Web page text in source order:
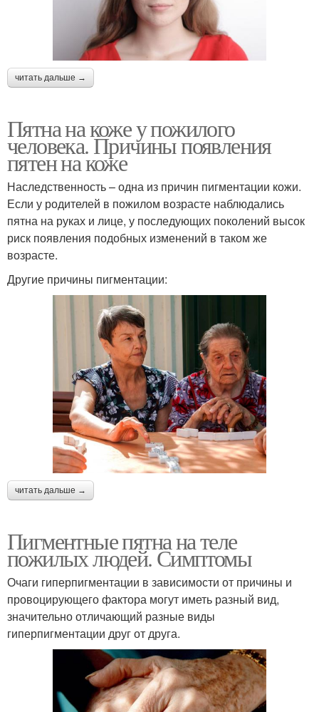
читать дальше →
Пятна на коже у пожилого
человека. Причины появления
пятен на коже
Наследственность – одна из причин пигментации кожи.
Если у родителей в пожилом возрасте наблюдались
пятна на руках и лице, у последующих поколений высок
риск появления подобных изменений в таком же
возрасте.
Другие причины пигментации:
читать дальше →
Пигментные пятна на теле
пожилых людей. Симптомы
Очаги гиперпигментации в зависимости от причины и
провоцирующего фактора могут иметь разный вид,
значительно отличающий разные виды
гиперпигментации друг от друга.